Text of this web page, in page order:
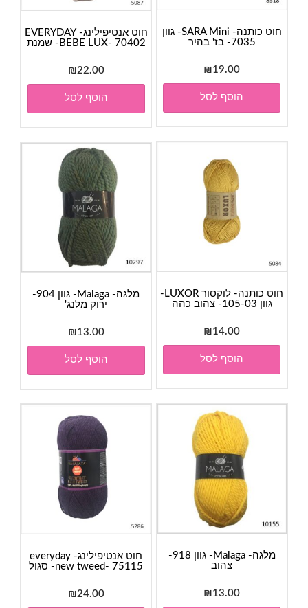
חוט כותנה- SARA Mini- גוון
7035- בז' בהיר
₪19.00
הוסף לסל
חוט אנטיפילינג- EVERYDAY
BEBE LUX- 70402- שמנת
₪22.00
הוסף לסל
חוט כותנה- לוקסור LUXOR-
גוון 105-03- צהוב כהה
₪14.00
הוסף לסל
מלגה- Malaga- גוון 904-
ירוק מלנג'
₪13.00
הוסף לסל
מלגה- Malaga- גוון 918-
צהוב
₪13.00
חוט אנטיפילינג- everyday
new tweed- 75115- סגול
₪24.00